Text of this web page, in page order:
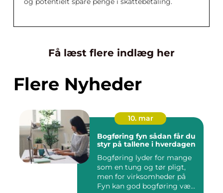
Få læst flere indlæg her
Flere Nyheder
10. mar
Bogføring fyn sådan får du
styr på tallene i hverdagen
Bogføring lyder for mange
som en tung og tør pligt,
men for virksomheder på
Fyn kan god bogføring væ...